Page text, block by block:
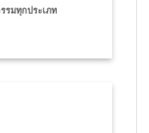
รมทุกประเภท